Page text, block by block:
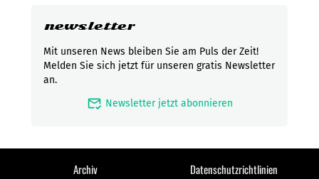
newsletter
Mit unseren News bleiben Sie am Puls der Zeit!
Melden Sie sich jetzt für unseren gratis Newsletter
an.
mark_email_read Newsletter jetzt abonnieren
Archiv Datenschutzrichtlinien